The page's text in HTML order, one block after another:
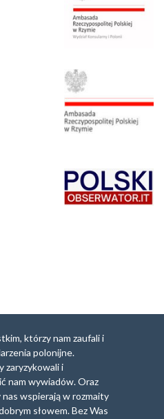
którzy nam zaufali i
polonijne.
zaryzykowali i
nam wywiadów. Oraz
wspierają w rozmaity
słowem. Bez Was